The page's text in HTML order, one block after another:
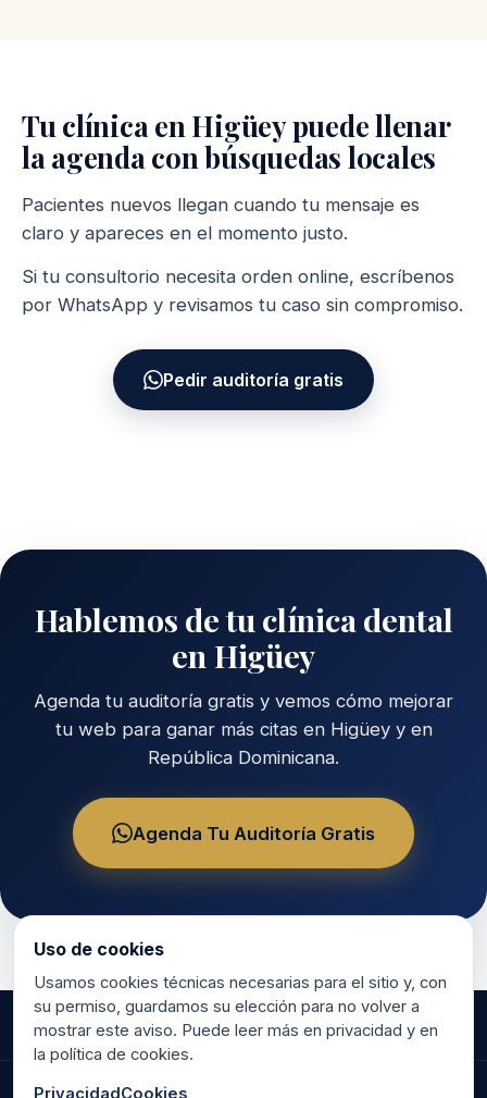
Tu clínica en Higüey puede llenar
la agenda con búsquedas locales
Pacientes nuevos llegan cuando tu mensaje es
claro y apareces en el momento justo.
Si tu consultorio necesita orden online, escríbenos
por WhatsApp y revisamos tu caso sin compromiso.
Pedir auditoría gratis
Hablemos de tu clínica dental
en Higüey
Agenda tu auditoría gratis y vemos cómo mejorar
tu web para ganar más citas en Higüey y en
República Dominicana.
Agenda Tu Auditoría Gratis
Uso de cookies
Usamos cookies técnicas necesarias para el sitio y, con
su permiso, guardamos su elección para no volver a
mostrar este aviso. Puede leer más en privacidad y en
la política de cookies.
PrivacidadCookies